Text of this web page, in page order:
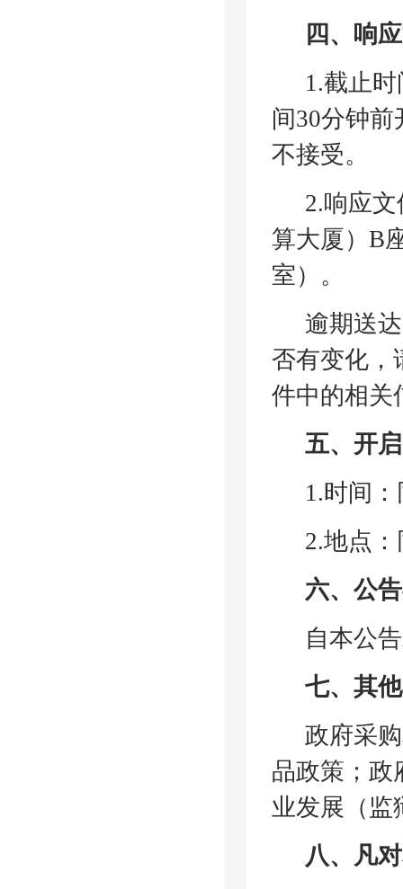
四、响
1.截止
间30分钟
不接受。
2.响应
算大厦）B
室）。
逾期送
否有变化，
件中的相关
五、开启
1.时间
2.地点
六、公
自本公
七、其
政府采
品政策；政
业发展（监
八、凡